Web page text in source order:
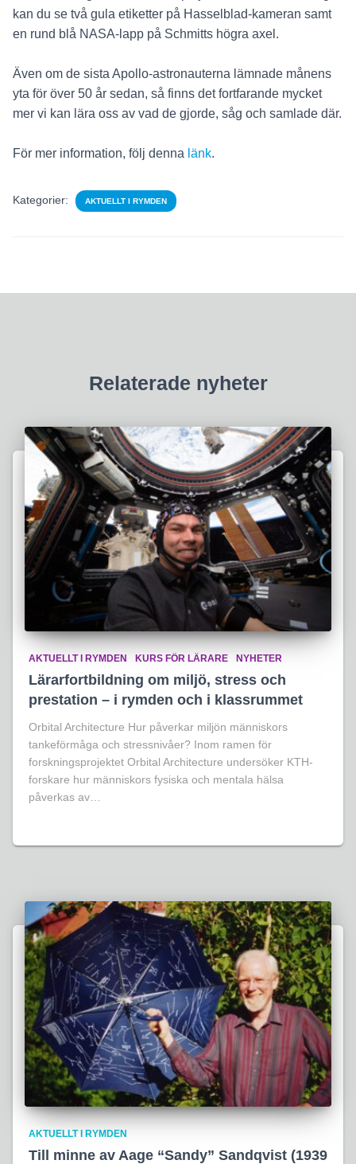
kan du se två gula etiketter på Hasselblad-kameran samt
en rund blå NASA-lapp på Schmitts högra axel.
Även om de sista Apollo-astronauterna lämnade månens
yta för över 50 år sedan, så finns det fortfarande mycket
mer vi kan lära oss av vad de gjorde, såg och samlade där.
För mer information, följ denna länk.
Kategorier: AKTUELLT I RYMDEN
Relaterade nyheter
AKTUELLT I RYMDEN KURS FÖR LÄRARE NYHETER
Lärarfortbildning om miljö, stress och
prestation – i rymden och i klassrummet
Orbital Architecture Hur påverkar miljön människors
tankeförmåga och stressnivåer? Inom ramen för
forskningsprojektet Orbital Architecture undersöker KTH-
forskare hur människors fysiska och mentala hälsa
påverkas av…
AKTUELLT I RYMDEN
Till minne av Aage “Sandy” Sandqvist (1939